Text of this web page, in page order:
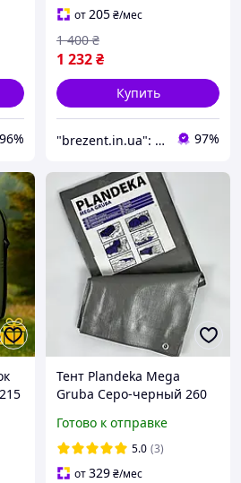
96%
от205₴/мес
1 232₴
1 400 ₴
Купить
"brezent.in.ua": Интернет-магазин тентов и укрывных материалов для защиты от дождя, снега и солнца 97%
Тент Plandeka Mega
Gruba Серо-черный 260
защитный тент
Водонепроницаемый
тент-брезент
Готово к отправке
5.0 (3)
от329₴/мес